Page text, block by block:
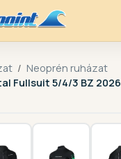
Neoprén ruházat
Fullsuit 5/4/3 BZ 2026